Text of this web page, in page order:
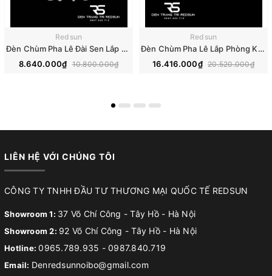
Redsun
Đèn Chùm Pha Lê Đài Sen Lắp Phòng Khách, Phòng Ăn, Khách Sạn, Nhà Hàng Phong Cách Bắc Âu Hiện Đại DCP-018
8.640.000₫ 10.800.000₫
Redsun
Đèn Chùm Pha Lê Lắp Phòng Khách, Phòng Ăn, Khách Sạn, Nhà Hàng Phong Cách Bắc Âu Hiện Đại DCP-019
16.416.000₫ 20.520.000₫
LIÊN HỆ VỚI CHÚNG TÔI
CÔNG TY TNHH ĐẦU TƯ THƯƠNG MẠI QUỐC TẾ REDSUN
Showroom 1: 37 Võ Chí Công - Tây Hồ - Hà Nội
Showroom 2: 92 Võ Chí Công - Tây Hồ - Hà Nội
Hotline:0965.789.935 - 0987.840.719
Email: Denredsunnoibo@gmail.com